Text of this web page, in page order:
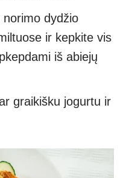
dydžio
ir kepkite vis
iš abiejų
graikišku jogurtu ir